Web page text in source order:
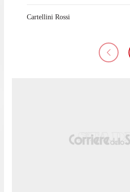
Cartellini Rossi